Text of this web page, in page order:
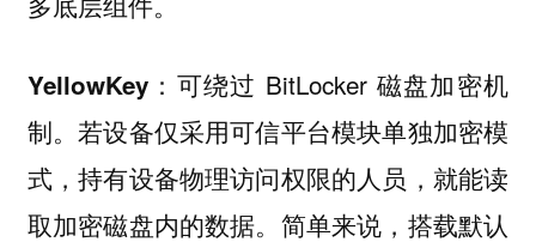
YellowKey：可绕过 BitLocker 磁盘加密机
制。若设备仅采用可信平台模块单独加密模
式，持有设备物理访问权限的人员，就能读
取加密磁盘内的数据。简单来说，搭载默认